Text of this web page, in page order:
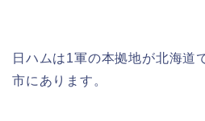
日ハムは1軍の本拠地が北海道
市にあります。